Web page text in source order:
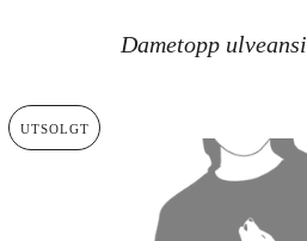
Dametopp
UTSOLGT